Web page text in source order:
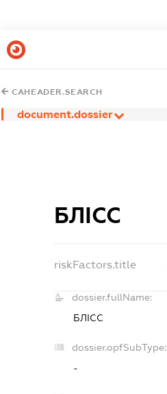
CAHEADER.SEARCH
document.dossier
БЛІСС
riskFactors.title
dossier.fullName:
БЛІСС
dossier.opfSubType:
-